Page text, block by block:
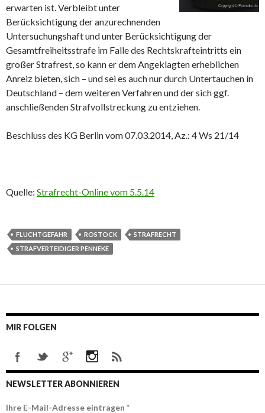
erwarten ist. Verbleibt unter
Berücksichtigung der anzurechnenden
Untersuchungshaft und unter Berücksichtigung der
Gesamtfreiheitsstrafe im Falle des Rechtskrafteintritts ein
großer Strafrest, so kann er dem Angeklagten erheblichen
Anreiz bieten, sich – und sei es auch nur durch Untertauchen in
Deutschland – dem weiteren Verfahren und der sich ggf.
anschließenden Strafvollstreckung zu entziehen.
Beschluss des KG Berlin vom 07.03.2014, Az.: 4 Ws 21/14
Quelle: Strafrecht-Online vom 5.5.14
FLUCHTGEFAHR ROSTOCK
STRAFRECHT
STRAFVERTEIDIGER PENNEKE
MIR FOLGEN
NEWSLETTER ABONNIEREN
Ihre E-Mail-Adresse eintragen *